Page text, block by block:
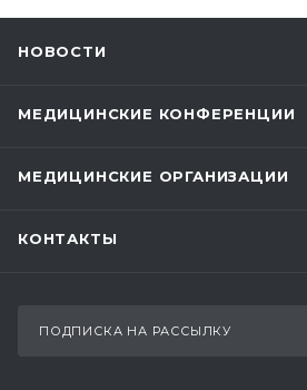
НОВОСТИ
МЕДИЦИНСКИЕ КОНФЕРЕНЦИИ
МЕДИЦИНСКИЕ ОРГАНИЗАЦИИ
КОНТАКТЫ
ПОДПИСКА НА РАССЫЛКУ